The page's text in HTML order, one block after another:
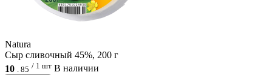
Natura
Сыр сливочный 45%, 200 г
10
85 / 1 шт В наличии